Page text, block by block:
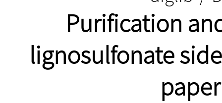
Purification
lignosulfonate